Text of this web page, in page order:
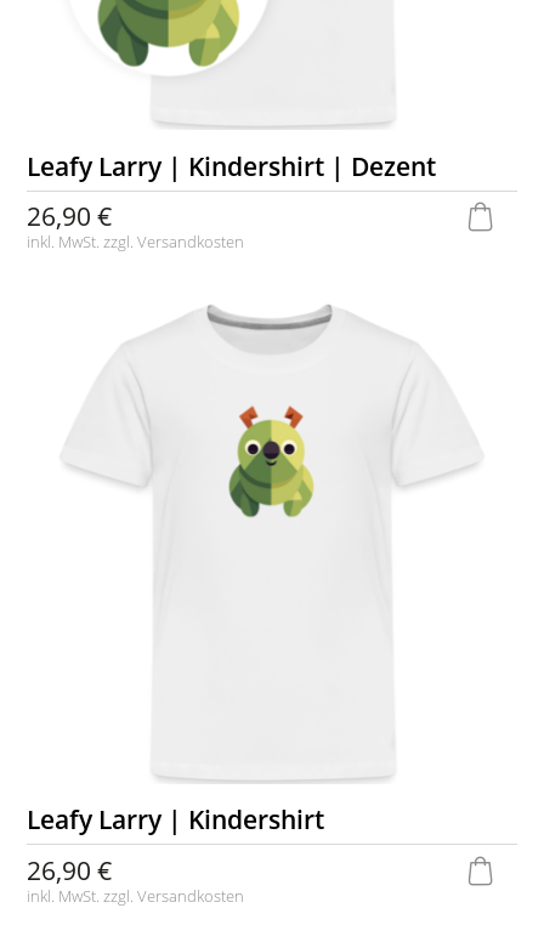
Leafy Larry | Kindershirt | Dezent
26,90 €
inkl. MwSt. zzgl.Versandkosten
Leafy Larry | Kindershirt
26,90 €
inkl. MwSt. zzgl.Versandkosten